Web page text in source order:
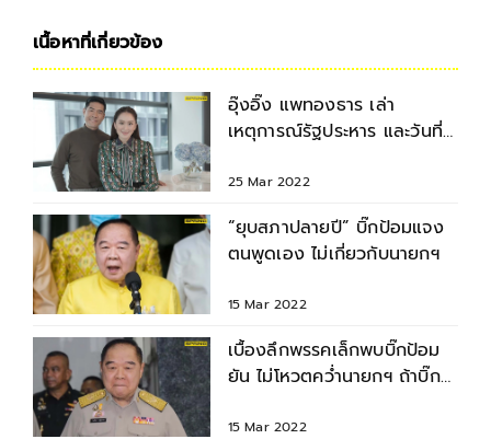
เนื้อหาที่เกี่ยวข้อง
อุ๊งอิ๊ง แพทองธาร เล่า
เหตุการณ์รัฐประหาร และวันที่
25 Mar 2022
“ยุบสภาปลายปี” บิ๊กป้อมแจง
ตนพูดเอง ไม่เกี่ยวกับนายกฯ
15 Mar 2022
เบื้องลึกพรรคเล็กพบบิ๊กป้อม
ยัน ไม่โหวตคว่ำนายกฯ ถ้าบิ๊ก
15 Mar 2022